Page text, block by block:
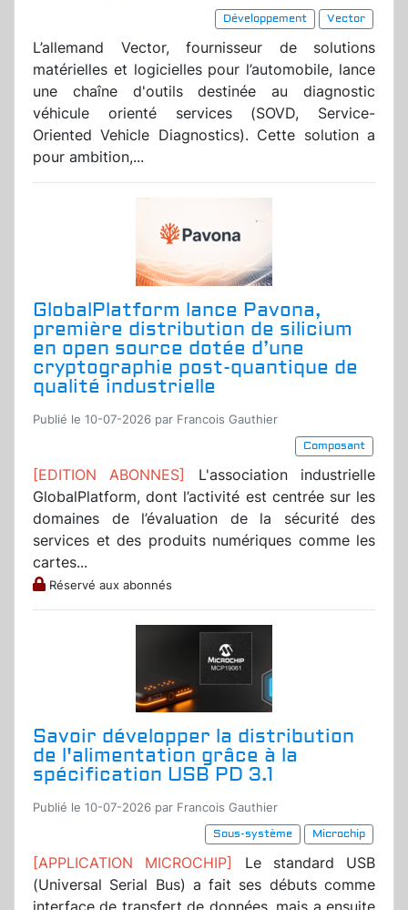
Développement
Vector
L’allemand Vector, fournisseur de solutions
matérielles et logicielles pour l’automobile, lance
une chaîne d'outils destinée au diagnostic
véhicule orienté services (SOVD, Service-
Oriented Vehicle Diagnostics). Cette solution a
pour ambition,...
GlobalPlatform lance Pavona,
première distribution de silicium
en open source dotée d’une
cryptographie post-quantique de
qualité industrielle
Publié le 10-07-2026 par Francois Gauthier
Composant
[EDITION ABONNES]
L'association industrielle
GlobalPlatform, dont l’activité est centrée sur les
domaines de l’évaluation de la sécurité des
services et des produits numériques comme les
cartes...
Réservé aux abonnés
Savoir développer la distribution
de l'alimentation grâce à la
spécification USB PD 3.1
Publié le 10-07-2026 par Francois Gauthier
Sous-système
Microchip
[APPLICATION MICROCHIP] Le standard USB
(Universal Serial Bus) a fait ses débuts comme